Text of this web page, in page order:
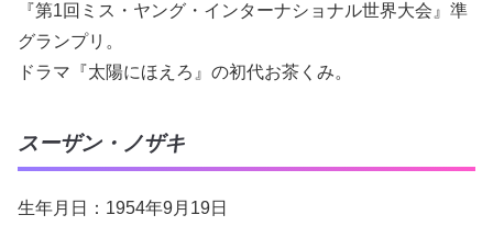
『第1回ミス・ヤング・インターナショナル世界大会』準
グランプリ。
ドラマ『太陽にほえろ』の初代お茶くみ。
スーザン・ノザキ
生年月日：1954年9月19日